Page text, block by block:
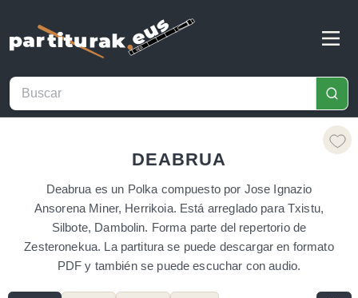
DEABRUA
Deabrua es un Polka compuesto por Jose Ignazio
Ansorena Miner, Herrikoia. Está arreglado para Txistu,
Silbote, Dambolin. Forma parte del repertorio de
Zesteronekua. La partitura se puede descargar en formato
PDF y también se puede escuchar con audio.